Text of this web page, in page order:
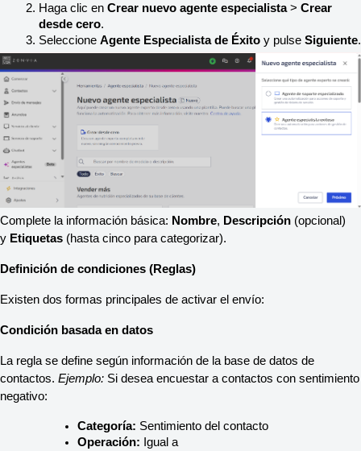
Haga clic en Crear nuevo agente especialista > Crear
desde cero.
Seleccione Agente Especialista de Éxito y pulse Siguiente.
Complete la información básica: Nombre, Descripción (opcional)
y Etiquetas (hasta cinco para categorizar).
Definición de condiciones (Reglas)
Existen dos formas principales de activar el envío:
Condición basada en datos
La regla se define según información de la base de datos de
contactos. Ejemplo: Si desea encuestar a contactos con sentimiento
negativo:
Categoría: Sentimiento del contacto
Operación: Igual a